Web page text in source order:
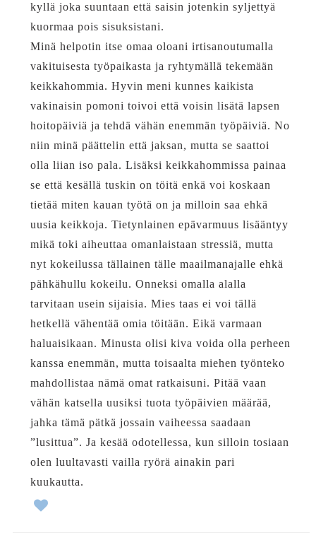
kyllä joka suuntaan että saisin jotenkin syljettyä
kuormaa pois sisuksistani.
Minä helpotin itse omaa oloani irtisanoutumalla
vakituisesta työpaikasta ja ryhtymällä tekemään
keikkahommia. Hyvin meni kunnes kaikista
vakinaisin pomoni toivoi että voisin lisätä lapsen
hoitopäiviä ja tehdä vähän enemmän työpäiviä. No
niin minä päättelin että jaksan, mutta se saattoi
olla liian iso pala. Lisäksi keikkahommissa painaa
se että kesällä tuskin on töitä enkä voi koskaan
tietää miten kauan työtä on ja milloin saa ehkä
uusia keikkoja. Tietynlainen epävarmuus lisääntyy
mikä toki aiheuttaa omanlaistaan stressiä, mutta
nyt kokeilussa tällainen tälle maailmanajalle ehkä
pähkähullu kokeilu. Onneksi omalla alalla
tarvitaan usein sijaisia. Mies taas ei voi tällä
hetkellä vähentää omia töitään. Eikä varmaan
haluaisikaan. Minusta olisi kiva voida olla perheen
kanssa enemmän, mutta toisaalta miehen työnteko
mahdollistaa nämä omat ratkaisuni. Pitää vaan
vähän katsella uusiksi tuota työpäivien määrää,
jahka tämä pätkä jossain vaiheessa saadaan
”lusittua”. Ja kesää odotellessa, kun silloin tosiaan
olen luultavasti vailla ryörä ainakin pari
kuukautta.